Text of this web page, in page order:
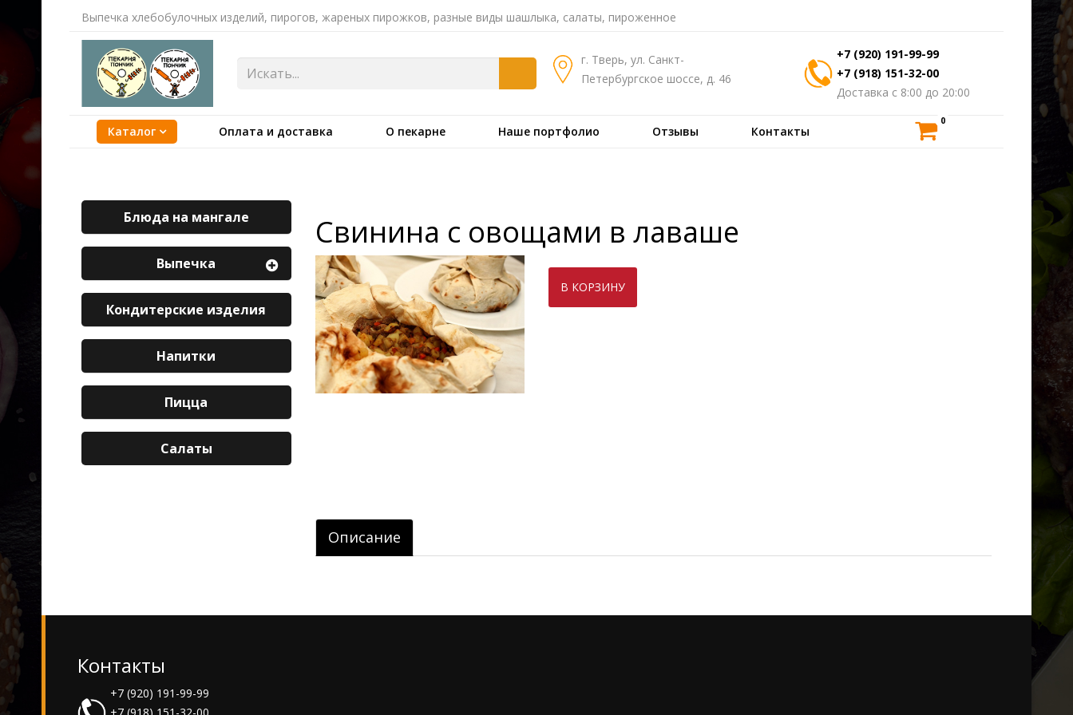
Выпечка хлебобулочных изделий, пирогов, жареных пирожков, разные виды шашлыка, салаты, пироженное
г. Тверь, ул. Санкт-
Петербургское шоссе, д. 46
+7 (920) 191-99-99
+7 (918) 151-32-00
Доставка с 8:00 до 20:00
Каталог Оплата и доставка О пекарне Наше портфолио Отзывы Контакты
0
Блюда на мангале
Выпечка
Кондитерские изделия
Напитки
Пицца
Салаты
Свинина с овощами в лаваше
Описание
Контакты
+7 (920) 191-99-99